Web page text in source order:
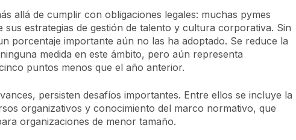
allá de cumplir con obligaciones legales: muchas pymes
estrategias de gestión de talento y cultura corporativa. Sin
porcentaje importante aún no las ha adoptado. Se reduce la
medida en este ámbito, pero aún representa
puntos menos que el año anterior.
persisten desafíos importantes. Entre ellos se incluye la
organizativos y conocimiento del marco normativo, que
organizaciones de menor tamaño.